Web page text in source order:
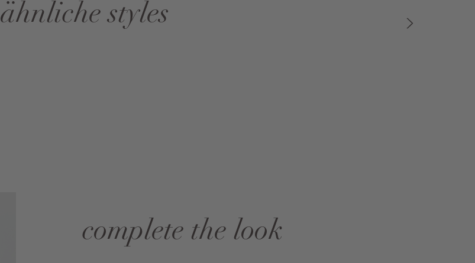
ähnliche styles
complete the look